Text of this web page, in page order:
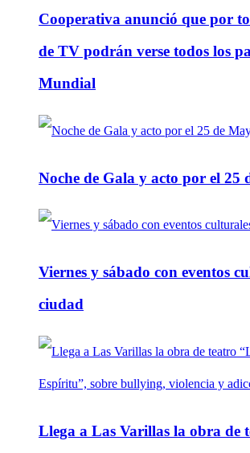
Cooperativa anunció que por
de TV podrán verse todos los
Mundial
Noche de Gala y acto por el 25
Viernes y sábado con eventos
ciudad
Llega a Las Varillas la obra de